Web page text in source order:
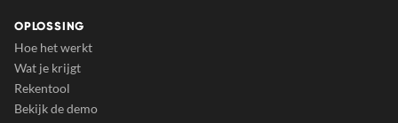
OPLOSSING
Hoe het werkt
Wat je krijgt
Rekentool
Bekijk de demo